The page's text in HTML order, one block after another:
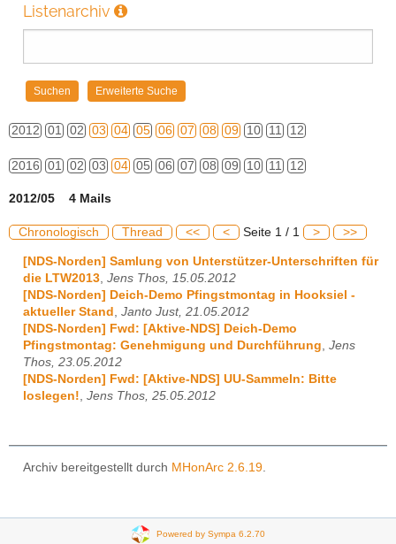
Listenarchiv
2012 01 02 03 04 05 06 07 08 09 10 11 12
2016 01 02 03 04 05 06 07 08 09 10 11 12
2012/05 4 Mails
Chronologisch Thread << < Seite 1 / 1 > >>
[NDS-Norden] Samlung von Unterstützer-Unterschriften für
die LTW2013 Jens Thos, 15.05.2012
[NDS-Norden] Deich-Demo Pfingstmontag in Hooksiel -
aktueller Stand Janto Just, 21.05.2012
[NDS-Norden] Fwd: [Aktive-NDS] Deich-Demo
Pfingstmontag: Genehmigung und Durchführung Jens
Thos, 23.05.2012
[NDS-Norden] Fwd: [Aktive-NDS] UU-Sammeln: Bitte
loslegen! Jens Thos, 25.05.2012
Archiv bereitgestellt durch MHonArc 2.6.19.
Powered by Sympa 6.2.70